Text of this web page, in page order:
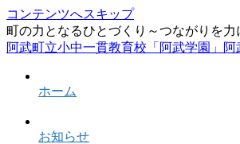
コンテンツへスキップ
町の力となるひとづくり～つながりを
阿武町立小中一貫教育校「阿武学園」阿
ホーム
お知らせ